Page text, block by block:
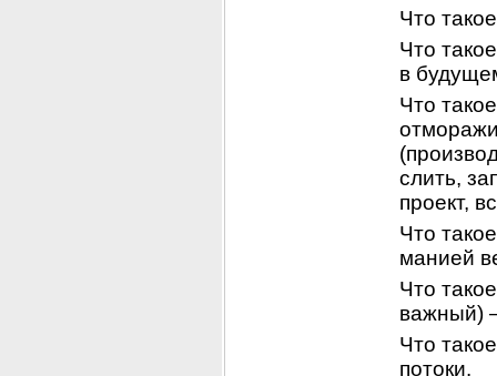
Что
Что
в
Что
слить,
проект,
Что
манией
Что
важный)
Что
потоки.